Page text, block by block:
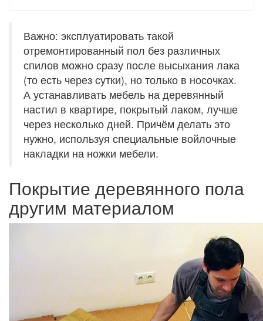
Важно: эксплуатировать такой
отремонтированный пол без различных
спилов можно сразу после высыхания лака
(то есть через сутки), но только в носочках.
А устанавливать мебель на деревянный
настил в квартире, покрытый лаком, лучше
через несколько дней. Причём делать это
нужно, используя специальные войлочные
накладки на ножки мебели.
Покрытие деревянного пола
другим материалом